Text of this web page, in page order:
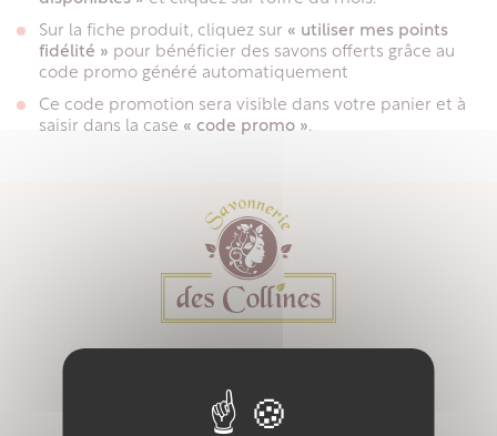
Sur la fiche produit, cliquez sur « utiliser mes points
fidélité » pour bénéficier des savons offerts grâce au
code promo généré automatiquement
Ce code promotion sera visible dans votre panier et à
saisir dans la case « code promo ».